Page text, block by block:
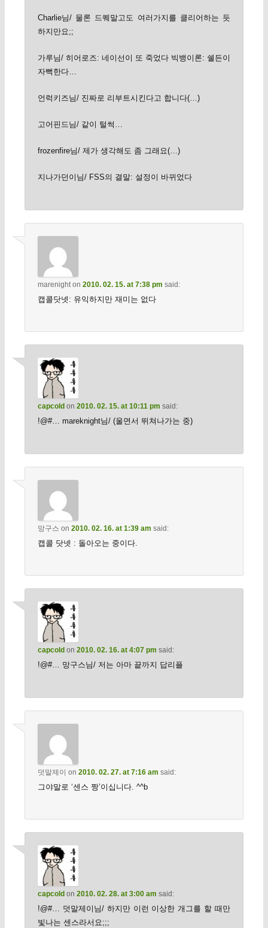
Charlie님/ 물론 드퀘말고도 여러가지를 클리어하는 듯
하지만요;;
가루님/ 히어로즈: 네이선이 또 죽었다 빅뱅이론: 쉘든이
자뻑한다…
언럭키즈님/ 진짜로 리부트시킨다고 합니다(…)
고어핀드님/ 같이 털썩…
frozenfire님/ 제가 생각해도 좀 그래요(…)
지나가던이님/ FSS의 결말: 설정이 바뀌었다
marenighton 2010. 02. 15. at 7:38 pm said:
캡콜닷넷: 유익하지만 재미는 없다
capcold on 2010. 02. 15. at 10:11 pm said:
!@#… mareknight님/ (울면서 뛰쳐나가는 중)
망구스 on 2010. 02. 16. at 1:39 am said:
캡콜 닷넷 : 돌아오는 중이다.
capcold on 2010. 02. 16. at 4:07 pm said:
!@#… 망구스님/ 저는 아마 끝까지 답리플
덧말제이 on 2010. 02. 27. at 7:16 am said:
그야말로 ‘센스 짱’이십니다. ^^b
capcold on 2010. 02. 28. at 3:00 am said:
!@#… 덧말제이님/ 하지만 이런 이상한 개그를 할 때만
빛나는 센스라서요;;;